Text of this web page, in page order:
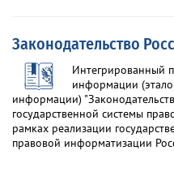
Законодательство
Интегрированный
информации
информации)
государственной системы
рамках реализации
правовой информатизации